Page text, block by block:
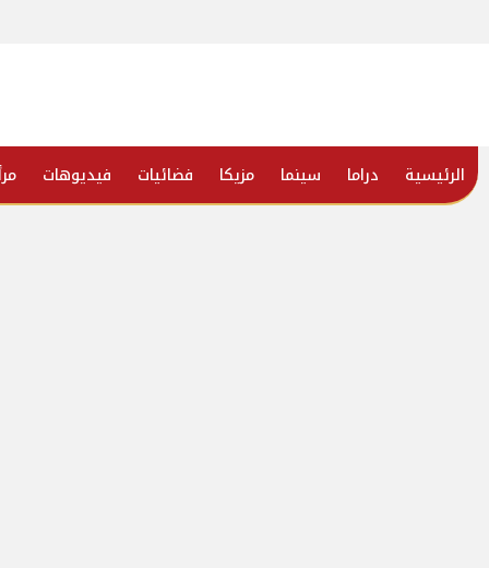
الرئيسية دراما سينما مزيكا فضائيات فيديوهات